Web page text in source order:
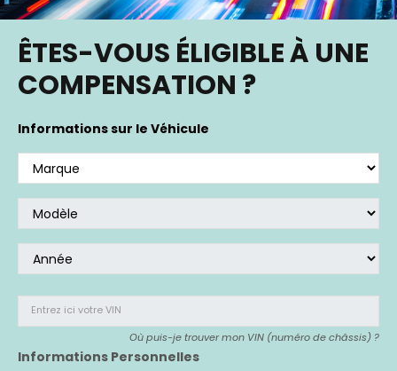
ÊTES-VOUS ÉLIGIBLE À UNE
COMPENSATION ?
Informations sur le Véhicule
Entrez ici votre VIN
Où puis-je trouver mon VIN (numéro de châssis) ?
Informations Personnelles
Si vous avez acheté un véhicule affecté,